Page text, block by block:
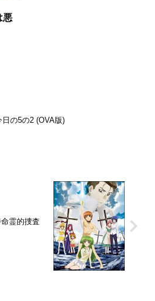
悪
日の5の2 (OVA版)
霊的捜査